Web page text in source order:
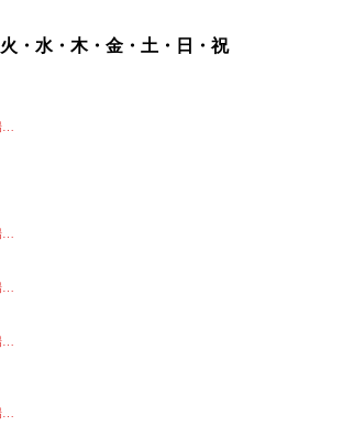
・水・木・金・土・日・祝
白浜駅・富田橋・文里経由 田辺駅行]
白浜駅・富田橋・文里経由 田辺駅行]
白浜駅・富田橋・文里経由 田辺駅行]
白浜駅・富田橋・文里経由 田辺駅行]
白浜駅・富田橋・文里経由 田辺駅行]